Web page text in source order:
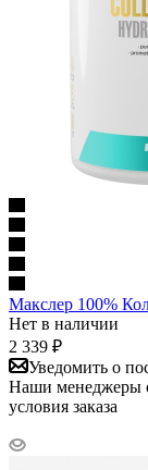
Макслер 100%
Нет в наличии
2 339 ₽
Уведомить о
Наши менеджеры
условия заказа